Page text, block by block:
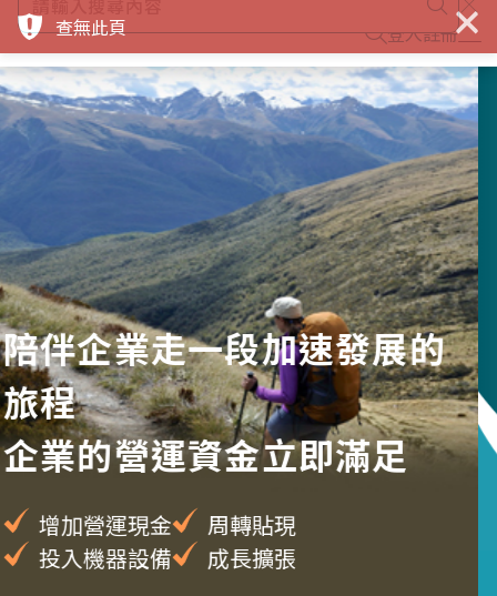
登入註冊
一隻蝦
撬動全球綠色水族供應鏈
企業實戰案例分享
大和藻蝦商業模式解析
全球綠色供應鏈布局
Q&A 交流
×
查無此頁